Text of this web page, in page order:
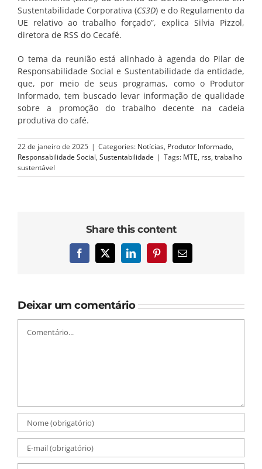
Sustentabilidade Corporativa (CS3D) e do Regulamento da
UE relativo ao trabalho forçado”, explica Silvia Pizzol,
diretora de RSS do Cecafé.
O tema da reunião está alinhado à agenda do Pilar de
Responsabilidade Social e Sustentabilidade da entidade,
que, por meio de seus programas, como o Produtor
Informado, tem buscado levar informação de qualidade
sobre a promoção do trabalho decente na cadeia
produtiva do café.
22 de janeiro de 2025 | Categories: Notícias, Produtor Informado,
Responsabilidade Social, Sustentabilidade | Tags: MTE, rss, trabalho
sustentável
Share this content
Facebook
X LinkedInPinterest
E-
Deixar um comentário